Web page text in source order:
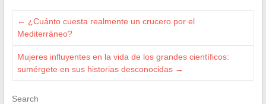
← ¿Cuánto cuesta realmente un crucero por el
Mediterráneo?
Mujeres influyentes en la vida de los grandes científicos:
sumérgete en sus historias desconocidas →
Search